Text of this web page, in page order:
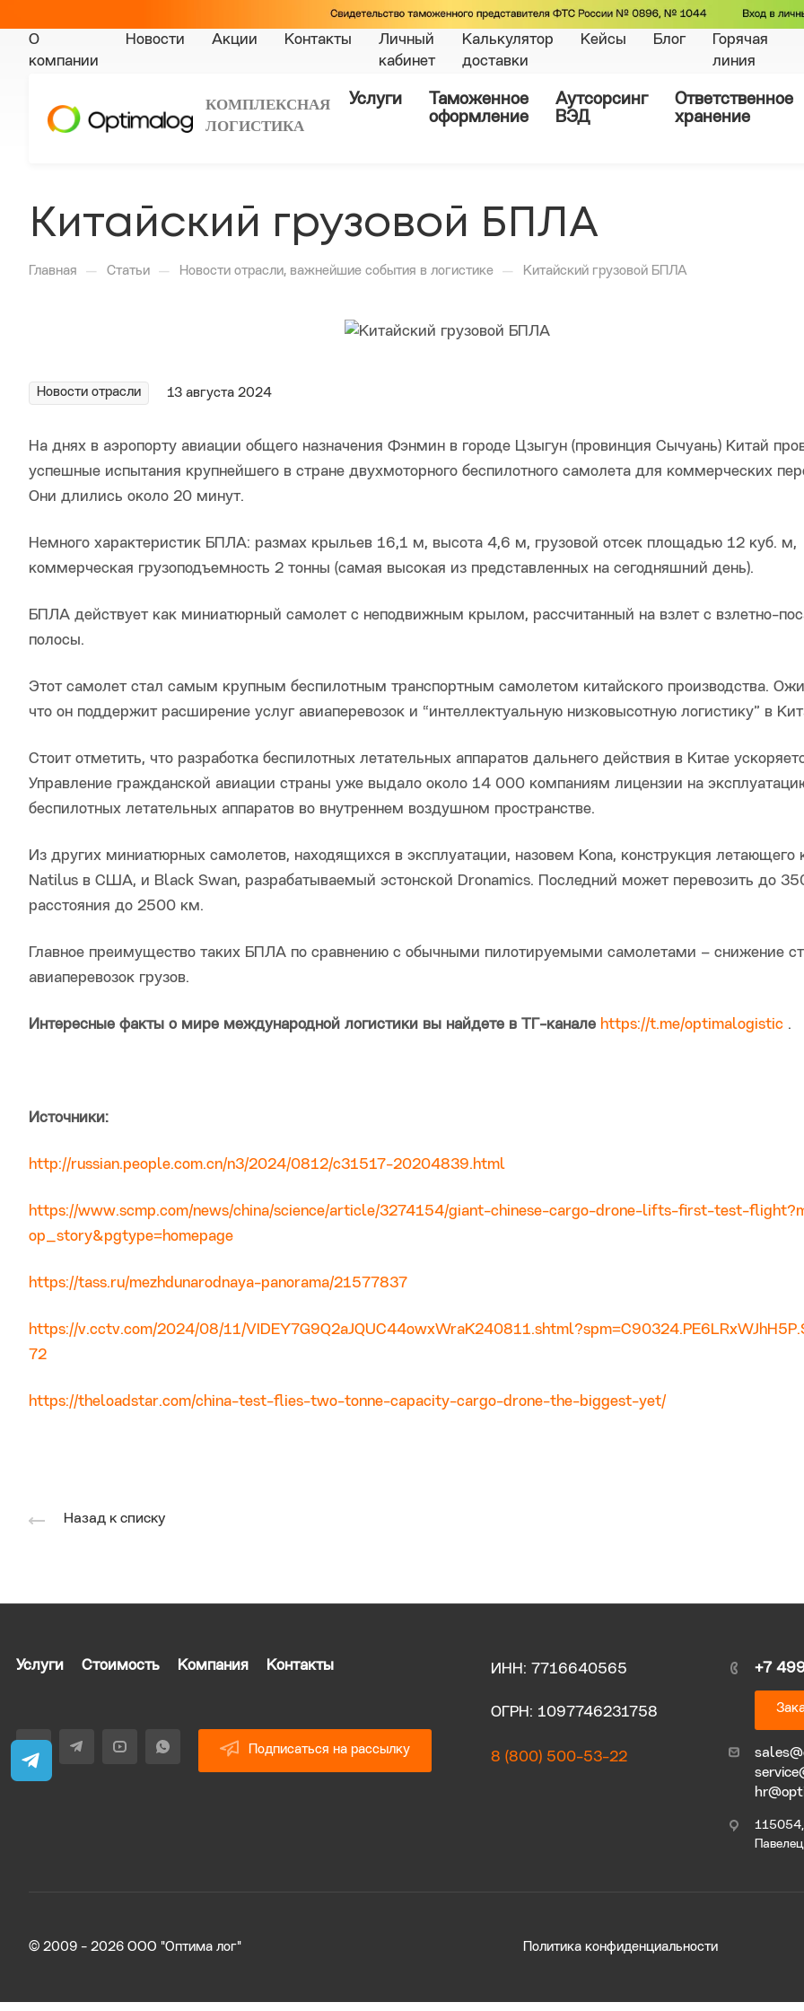
О
компании
Новости Акции Контакты
Личный
кабинет
Калькулятор
доставки
Кейсы Блог
Горячая
линия
КОМПЛЕКСНАЯ
ЛОГИСТИКА
Услуги
Таможенное
оформление
Аутсорсинг
ВЭД
Ответственное
хранение
Китайский грузовой БПЛА
Главная — Статьи — Новости отрасли, важнейшие события в логистике — Китайский грузовой БПЛА
Новости отрасли 13 августа 2024
На днях в аэропорту авиации общего назначения Фэнмин в городе Цзыгун (провинция Сычуань) Китай
успешные испытания крупнейшего в стране двухмоторного беспилотного самолета для коммерческих
Они длились около 20 минут.
Немного характеристик БПЛА: размах крыльев 16,1 м, высота 4,6 м, грузовой отсек площадью 12 куб. м,
коммерческая грузоподъемность 2 тонны (самая высокая из представленных на сегодняшний день).
БПЛА действует как миниатюрный самолет с неподвижным крылом, рассчитанный на взлет с взлетно-
полосы.
Этот самолет стал самым крупным беспилотным транспортным самолетом китайского производства.
что он поддержит расширение услуг авиаперевозок и “интеллектуальную низковысотную логистику” в
Стоит отметить, что разработка беспилотных летательных аппаратов дальнего действия в Китае
Управление гражданской авиации страны уже выдало около 14 000 компаниям лицензии на
беспилотных летательных аппаратов во внутреннем воздушном пространстве.
Из других миниатюрных самолетов, находящихся в эксплуатации, назовем Kona, конструкция летающего
Natilus в США, и Black Swan, разрабатываемый эстонской Dronamics. Последний может перевозить до
расстояния до 2500 км.
Главное преимущество таких БПЛА по сравнению с обычными пилотируемыми самолетами – снижение
авиаперевозок грузов.
Интересные факты о мире международной логистики вы найдете в ТГ-канале https://t.me/optimalogistic .
Источники:
http://russian.people.com.cn/n3/2024/0812/c31517-20204839.html
https://www.scmp.com/news/china/science/article/3274154/giant-chinese-cargo-drone-lifts-first-test-
op_story&pgtype=homepage
https://tass.ru/mezhdunarodnaya-panorama/21577837
https://v.cctv.com/2024/08/11/
72
https://theloadstar.com/china-test-flies-two-tonne-capacity-cargo-drone-the-biggest-yet/
Назад к списку
Услуги Стоимость Компания Контакты
Подписаться на рассылку
ИНН: 7716640565
ОГРН: 1097746231758
8 (800) 500-53-22
+7
115054,
© 2009 - 2026 ООО "Оптима лог" Политика конфиденциальности